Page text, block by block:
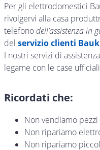
Per gli elettrodomestici
rivolgervi alla casa
telefonodell’assistenza in
del servizio clienti
I nostri servizi di
legame con le case
Ricordati che:
Non vendiamo
Non ripariamo
Non ripariamo